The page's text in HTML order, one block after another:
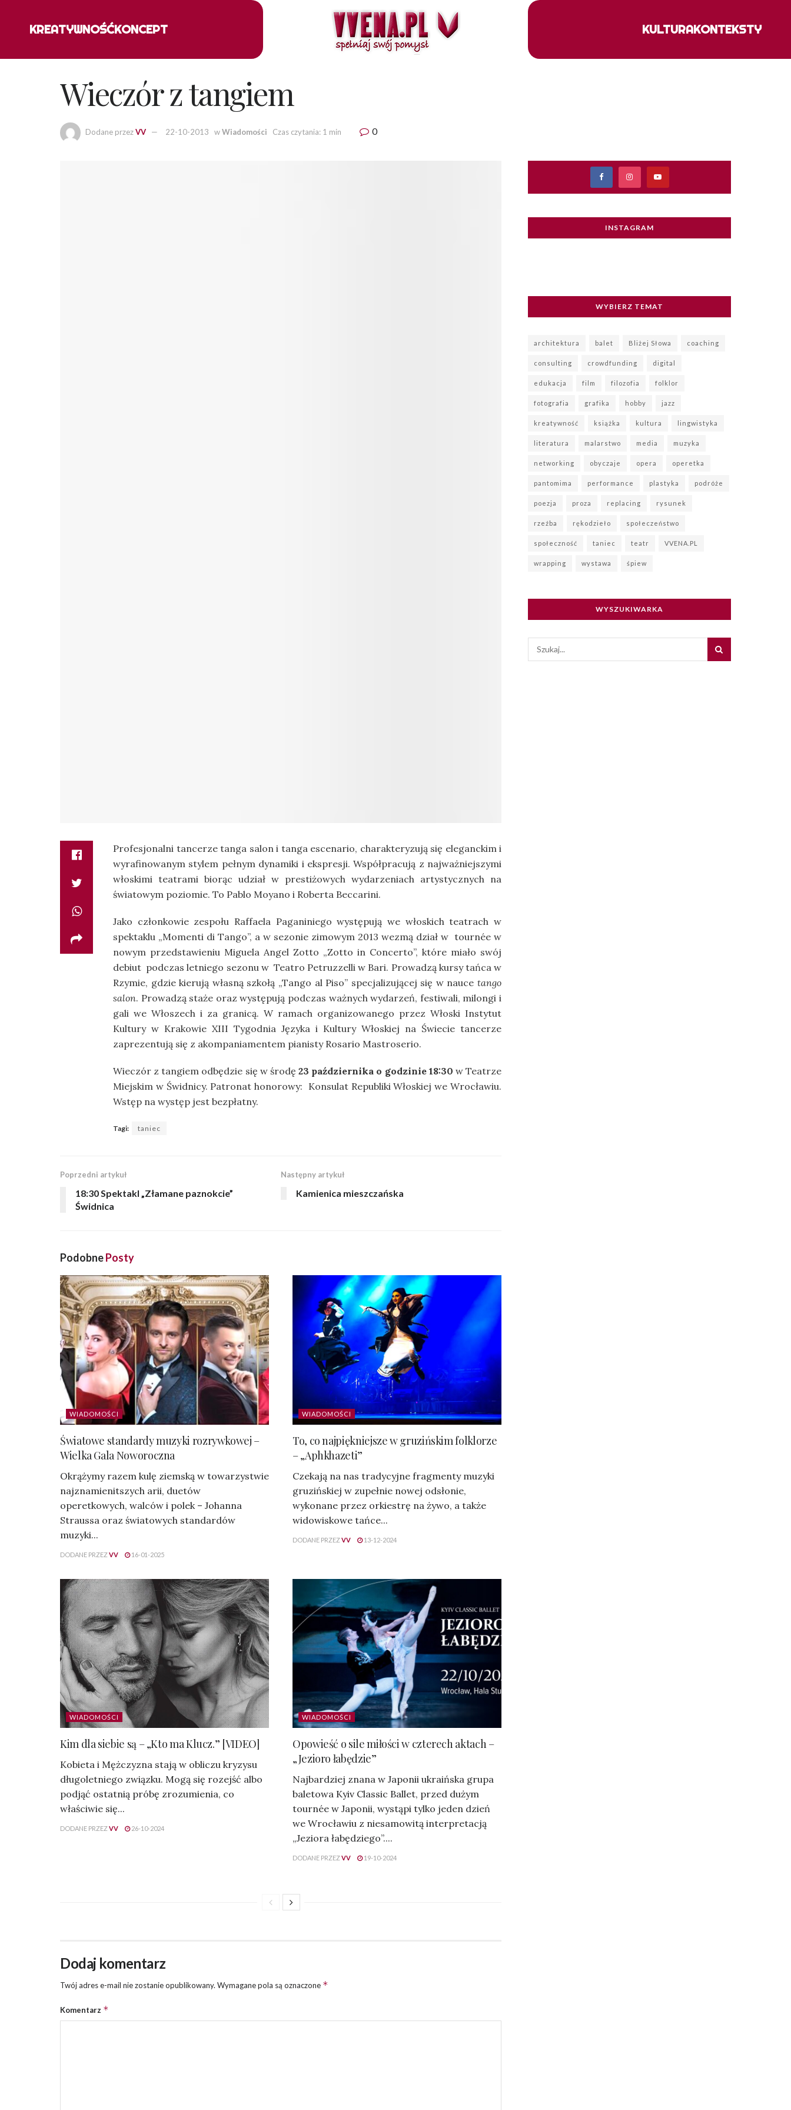
KREATYWNOŚĆKONCEPT KULTURAKONTEKSTY
Wieczór z tangiem
Dodane przezVV 22-10-2013 wWiadomości Czas czytania: 1 min 0
Profesjonalni tancerze tanga salon i tanga escenario, charakteryzują się eleganckim i
wyrafinowanym stylem pełnym dynamiki i ekspresji. Współpracują z najważniejszymi
włoskimi teatrami biorąc udział w prestiżowych wydarzeniach artystycznych na
światowym poziomie. To Pablo Moyano i Roberta Beccarini.
Jako członkowie zespołu Raffaela Paganiniego występują we włoskich teatrach w
spektaklu „Momenti di Tango”, a w sezonie zimowym 2013 wezmą dział w tournée w
nowym przedstawieniu Miguela Angel Zotto „Zotto in Concerto”, które miało swój
debiut podczas letniego sezonu w Teatro Petruzzelli w Bari. Prowadzą kursy tańca w
Rzymie, gdzie kierują własną szkołą „Tango al Piso” specjalizującej się w nauce tango
salon. Prowadzą staże oraz występują podczas ważnych wydarzeń, festiwali, milongi i
gali we Włoszech i za granicą. W ramach organizowanego przez Włoski Instytut
Kultury w Krakowie XIII Tygodnia Języka i Kultury Włoskiej na Świecie tancerze
zaprezentują się z akompaniamentem pianisty Rosario Mastroserio.
Wieczór z tangiem odbędzie się w środę23 października o godzinie 18:30 w Teatrze
Miejskim w Świdnicy. Patronat honorowy: Konsulat Republiki Włoskiej we Wrocławiu.
Wstęp na występ jest bezpłatny.
Tagi: taniec
Poprzedni artykuł
18:30 Spektakl „Złamane paznokcie”
Świdnica
Następny artykuł
Kamienica mieszczańska
PodobnePosty
WIADOMOŚCI
Światowe standardy muzyki rozrywkowej –
Wielka Gala Noworoczna
Okrążymy razem kulę ziemską w towarzystwie
najznamienitszych arii, duetów
operetkowych, walców i polek – Johanna
Straussa oraz światowych standardów
muzyki...
DODANE PRZEZVV 16-01-2025
WIADOMOŚCI
To, co najpiękniejsze w gruzińskim folklorze
– „Aphkhazeti”
Czekają na nas tradycyjne fragmenty muzyki
gruzińskiej w zupełnie nowej odsłonie,
wykonane przez orkiestrę na żywo, a także
widowiskowe tańce...
DODANE PRZEZVV 13-12-2024
WIADOMOŚCI
Kim dla siebie są – „Kto ma Klucz.” [VIDEO]
Kobieta i Mężczyzna stają w obliczu kryzysu
długoletniego związku. Mogą się rozejść albo
podjąć ostatnią próbę zrozumienia, co
właściwie się...
DODANE PRZEZVV 26-10-2024
WIADOMOŚCI
Opowieść o sile miłości w czterech aktach –
„Jezioro łabędzie”
Najbardziej znana w Japonii ukraińska grupa
baletowa Kyiv Classic Ballet, przed dużym
tournée w Japonii, wystąpi tylko jeden dzień
we Wrocławiu z niesamowitą interpretacją
„Jeziora łabędziego”....
DODANE PRZEZVV 19-10-2024
Dodaj komentarz
Twój adres e-mail nie zostanie opublikowany. Wymagane pola są oznaczone *
Komentarz *
INSTAGRAM
WYBIERZ TEMAT
architektura balet Bliżej Słowa coaching
consulting crowdfunding digital
edukacja film filozofia folklor
fotografia grafika hobby jazz
kreatywność książka kultura lingwistyka
literatura malarstwo media muzyka
networking obyczaje opera operetka
pantomima performance plastyka podróże
poezja proza replacing rysunek
rzeźba rękodzieło społeczeństwo
społeczność taniec teatr VVENA.PL
wrapping wystawa śpiew
WYSZUKIWARKA